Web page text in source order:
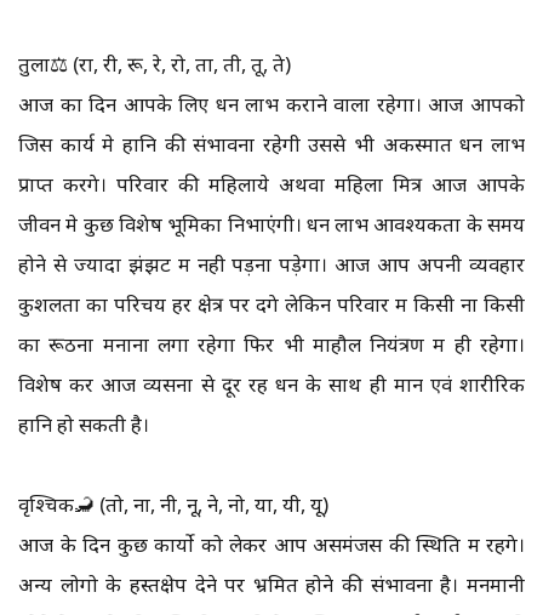
तुला⚖️ (रा, री, रू, रे, रो, ता, ती, तू, ते)
आज का दिन आपके लिए धन लाभ कराने वाला रहेगा। आज आपको
जिस कार्य मे हानि की संभावना रहेगी उससे भी अकस्मात धन लाभ
प्राप्त करेंगे। परिवार की महिलाये अथवा महिला मित्र आज आपके
जीवन मे कुछ विशेष भूमिका निभाएंगी। धन लाभ आवश्यकता के समय
होने से ज्यादा झंझट में नही पड़ना पड़ेगा। आज आप अपनी व्यवहार
कुशलता का परिचय हर क्षेत्र पर देंगे लेकिन परिवार में किसी ना किसी
का रूठना मनाना लगा रहेगा फिर भी माहौल नियंत्रण में ही रहेगा।
विशेष कर आज व्यसनों से दूर रहें धन के साथ ही मान एवं शारीरिक
हानि हो सकती है।
वृश्चिक🦂 (तो, ना, नी, नू, ने, नो, या, यी, यू)
आज के दिन कुछ कार्यो को लेकर आप असमंजस की स्थिति में रहेंगे।
अन्य लोगो के हस्तक्षेप देने पर भ्रमित होने की संभावना है। मनमानी